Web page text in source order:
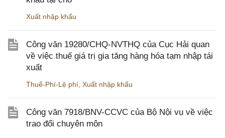
Xuất nhập khẩu
Công văn 19280/CHQ-NVTHQ của Cục Hải quan
về việc thuế giá trị gia tăng hàng hóa tạm nhập tái
xuất
Thuế-Phí-Lệ phí Xuất nhập khẩu
Công văn 7918/BNV-CCVC của Bộ Nội vụ về việc
trao đổi chuyên môn